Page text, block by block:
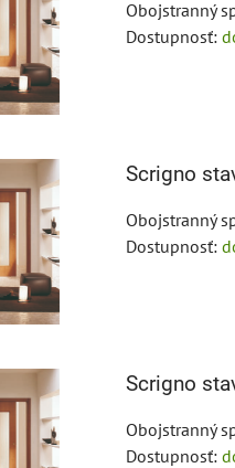
Obojstranný
Dostupnosť:
Scrigno
Obojstranný
Dostupnosť:
Scrigno
Obojstranný
Dostupnosť: